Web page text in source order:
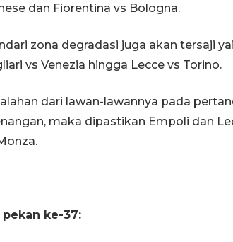
dan Fiorentina vs Bologna.
zona degradasi juga akan tersaji
vs Venezia hingga Lecce vs Torino.
dari lawan-lawannya pada
maka dipastikan Empoli dan
ke-37:
BNPB optimalkan
Jawa Timur
5 Agustus 2026 19:09